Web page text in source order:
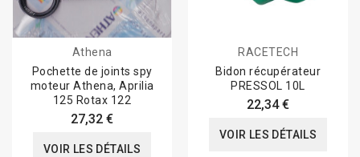
Athena
Pochette de joints spy
moteur Athena, Aprilia
125 Rotax 122
27,32 €
VOIR LES DÉTAILS
RACETECH
Bidon récupérateur
PRESSOL 10L
22,34 €
VOIR LES DÉTAILS